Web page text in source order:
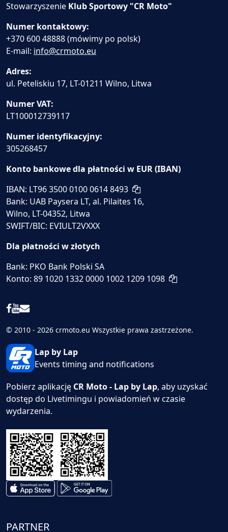
Stowarzyszenie Klub Sportowy "CR Moto"
Numer kontaktowy:
+370 600 48888 (mówimy po polsk)
E-mail: info@crmoto.eu
Adres:
ul. Peteliskiu 17, LT-01211 Wilno, Litwa
Numer VAT:
LT100012739117
Numer identyfikacyjny:
305268457
Konto bankowe dla płatności w EUR (IBAN)
IBAN: LT96 3500 0100 0614 8493
Bank: UAB Paysera LT, al. Pilaites 16,
Wilno, LT-04352, Litwa
SWIFT/BIC: EVIULT2VXXX
Dla płatności w złotych
Bank: PKO Bank Polski SA
Konto: 89 1020 1332 0000 1002 1209 1098
© 2010 - 2026 crmoto.eu Wszystkie prawa zastrzeżone.
Lap by Lap
Events timing and notifications
Pobierz aplikację CR Moto - Lap by Lap, aby uzyskać
dostęp do Livetimingu i powiadomień w czasie
wydarzenia.
PARTNER